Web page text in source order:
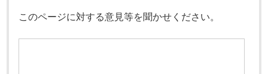
このページに対する意見等を聞かせください。